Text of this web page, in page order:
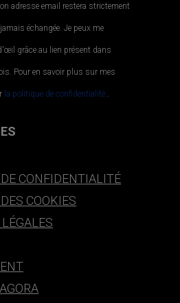
adresse email restera strictement
échangée. Je peux me
grâce au lien présent dans
Pour en savoir plus sur mes
la politique de confidentialité.
CONFIDENTIALITÉ
COOKIES